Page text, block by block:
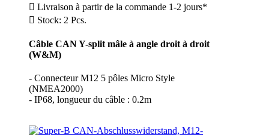
 Livraison à partir de la commande 1-2 jours*
 Stock: 2 Pcs.
Câble CAN Y-split mâle à angle droit à droit
(W&M)
- Connecteur M12 5 pôles Micro Style
(NMEA2000)
- IP68, longueur du câble : 0.2m